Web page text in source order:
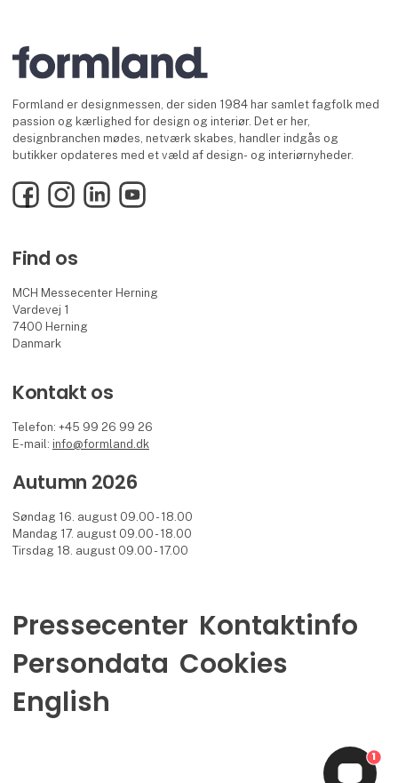
Formland er designmessen, der siden 1984 har samlet fagfolk med
passion og kærlighed for design og interiør. Det er her,
designbranchen mødes, netværk skabes, handler indgås og
butikker opdateres med et væld af design- og interiørnyheder.
FacebookInstagramLinkedInYouTube
Find os
MCH Messecenter Herning
Vardevej 1
7400 Herning
Danmark
Kontakt os
Telefon: +45 99 26 99 26
E-mail: info@formland.dk
Autumn 2026
Søndag 16. august 09.00 - 18.00
Mandag 17. august 09.00 - 18.00
Tirsdag 18. august 09.00 - 17.00
Pressecenter Kontaktinfo
Persondata Cookies
English
1